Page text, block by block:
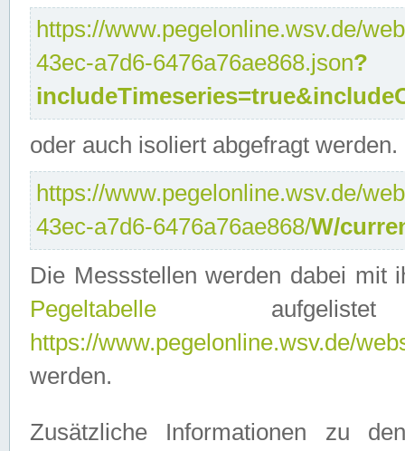
https://www.pegelonline.wsv.de/
43ec-a7d6-6476a76ae868.json?
oder auch isoliert abgefragt werden.
https://www.pegelonline.wsv.de/
43ec-a7d6-6476a76ae868/W/
Die Messstellen werden dabei mit
Pegeltabelle
https://www.pegelonline.wsv.de/
werden.
Zusätzliche Informationen zu